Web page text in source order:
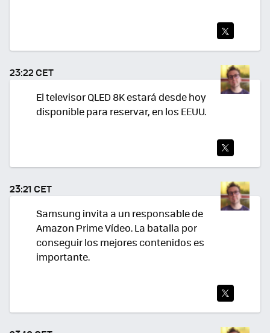
TEA
R
23:22 CET
El televisor QLED 8K estará desde hoy
disponible para reservar, en los EEUU.
TEA
R
23:21 CET
Samsung invita a un responsable de
Amazon Prime Vídeo. La batalla por
conseguir los mejores contenidos es
importante.
TWI
TEA